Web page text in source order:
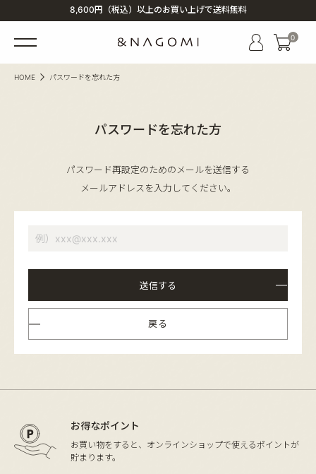
8,600円（税込）以上のお買い上げで送料無料
0
HOME パスワードを忘れた方
パスワードを忘れた方
パスワード再設定のためのメールを送信する
メールアドレスを入力してください。
戻る
お得なポイント
お買い物をすると、オンラインショップで使えるポイントが
貯まります。